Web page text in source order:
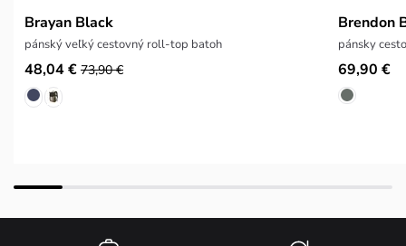
Brayan Black
pánský veľký cestovný roll-top batoh
48,04 € 73,90 €
Brendon
pánsky
69,90 €